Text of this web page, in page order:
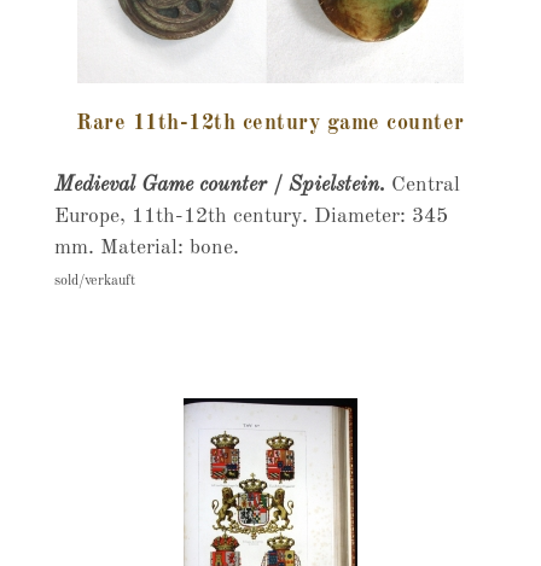
Rare 11th-12th century game counter
Medieval Game counter / Spielstein. Central
Europe, 11th-12th century. Diameter: 345
mm. Material: bone.
sold/verkauft